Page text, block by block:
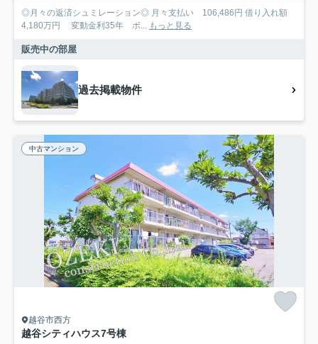
◎月々の返済シュミレーション◎ 月々支払い 106,486円 借り入れ額
4,180万円 変動金利35年 ボ...
もっと見る
販売中の部屋
過去掲載物件
中古マンション
越谷市西方
越谷シティハウス7号棟